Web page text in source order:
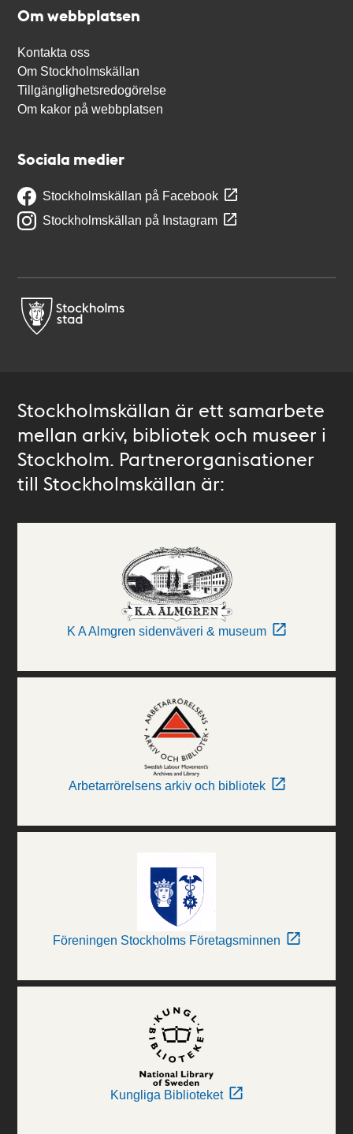
Om webbplatsen
Kontakta oss
Om Stockholmskällan
Tillgänglighetsredogörelse
Om kakor på webbplatsen
Sociala medier
Stockholmskällan på Facebook
Stockholmskällan på Instagram
Stockholmskällan är ett samarbete
mellan arkiv, bibliotek och museer i
Stockholm. Partnerorganisationer
till Stockholmskällan är:
K A Almgren sidenväveri & museum
Arbetarrörelsens arkiv och bibliotek
Föreningen Stockholms Företagsminnen
Kungliga Biblioteket